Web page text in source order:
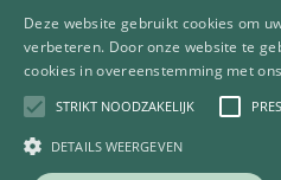
Algemene
Deze website gebruikt cookies om
verbeteren. Door onze website te
cookies in overeenstemming met
STRIKT NOODZAKELIJK
DETAILS WEERGEVEN